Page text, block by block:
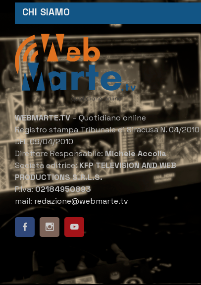
CHI SIAMO
WEBMARTE.TV– Quotidiano online
Registro stampa Tribunale di Siracusa N. 04/2010
DEL 09/04/2010
Direttore Responsabile:Michele Accolla
Società editrice:KFP TELEVISION AND WEB
PRODUCTIONS S.R.L.S.
P.Iva:02184950893
mail: redazione@webmarte.tv